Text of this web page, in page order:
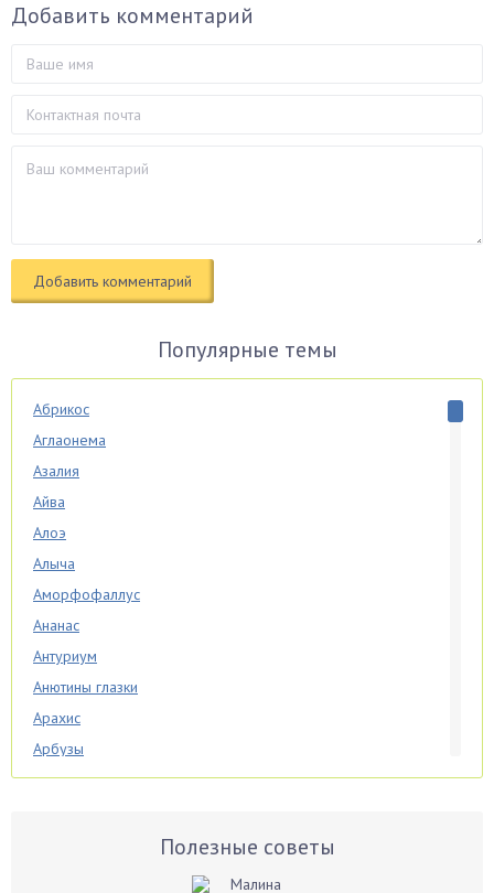
Добавить комментарий
Популярные темы
Абрикос
Аглаонема
Азалия
Айва
Алоэ
Алыча
Аморфофаллус
Ананас
Антуриум
Анютины глазки
Арахис
Арбузы
Аспарагус
Полезные советы